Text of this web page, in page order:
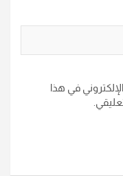
في هذا